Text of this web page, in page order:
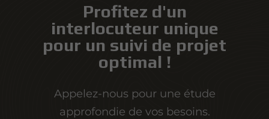
Profitez d'un
interlocuteur unique
pour un suivi de projet
optimal !
Appelez-nous pour une étude
approfondie de vos besoins.